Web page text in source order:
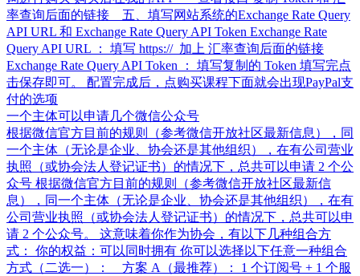
率查询后面的链接 五、填写网站系统的Exchange Rate Query
API URL 和 Exchange Rate Query API Token Exchange Rate
Query API URL ： 填写 https:// 加上 汇率查询后面的链接
Exchange Rate Query API Token ： 填写复制的 Token 填写完点
击保存即可。 配置完成后，点购买课程下面就会出现PayPal支
付的选项
一个主体可以申请几个微信公众号
根据微信官方目前的规则（参考微信开放社区最新信息），同
一个主体（无论是企业、协会还是其他组织），在有公司营业
执照（或协会法人登记证书）的情况下，总共可以申请 2 个公
众号 根据微信官方目前的规则（参考微信开放社区最新信
息），同一个主体（无论是企业、协会还是其他组织），在有
公司营业执照（或协会法人登记证书）的情况下，总共可以申
请 2 个公众号。 这意味着你作为协会，有以下几种组合方
式： 你的权益：可以同时拥有 你可以选择以下任意一种组合
方式（二选一）： 方案 A（最推荐）： 1 个订阅号 + 1 个服